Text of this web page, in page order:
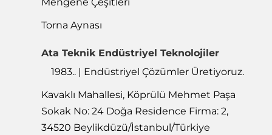
Torna Aynası
Ata Teknik Endüstriyel Teknolojiler
1983.. | Endüstriyel Çözümler Üretiyoruz.
Kavaklı Mahallesi, Köprülü Mehmet Paşa
Sokak No: 24 Doğa Residence Firma: 2,
34520 Beylikdüzü/İstanbul/Türkiye